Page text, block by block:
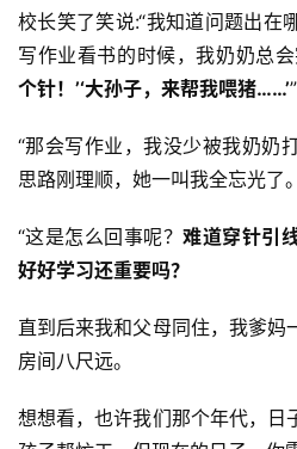
校长笑了笑说:“我知道问题出在
写作业看书的时候，我奶奶总会
个针！’‘大孙子，来帮我喂猪……’”
“那会写作业，我没少被我奶奶
思路刚理顺，她一叫我全忘光了
“这是怎么回事呢？难道穿针引
好好学习还重要吗？
直到后来我和父母同住，我爹妈
房间八尺远。
想想看，也许我们那个年代，日